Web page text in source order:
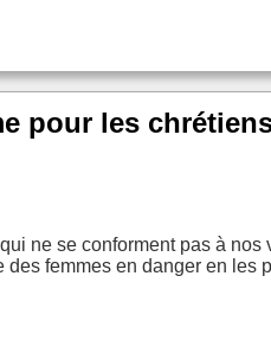
pour les
ne se conforment pas à
femmes en danger en les